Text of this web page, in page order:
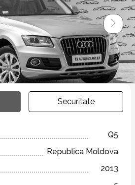
Securitate
Q5
Republica Moldova
2013